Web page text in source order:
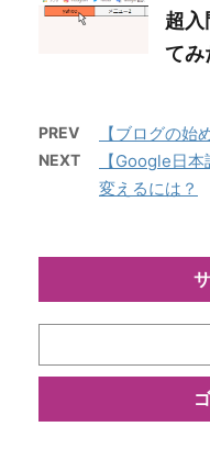
超
てみ
PREV 【ブログの始
NEXT
【Google日
変えるには？